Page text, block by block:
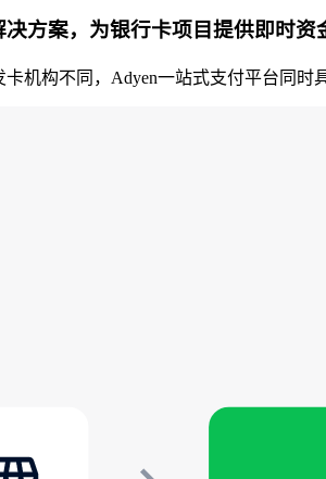
方案，为银行卡项目提供即时资
机构不同，Adyen一站式支付平台同时